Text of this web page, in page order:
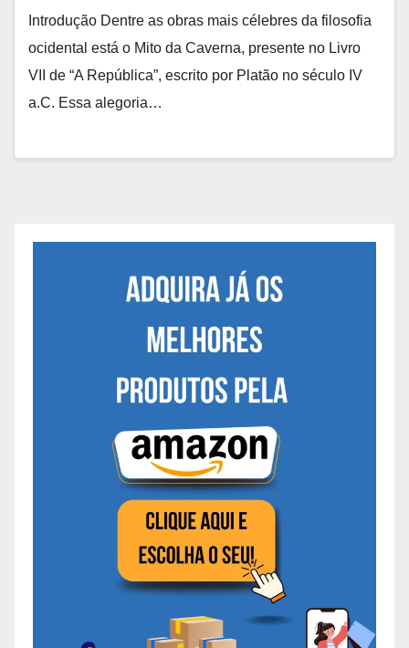
Introdução Dentre as obras mais célebres da filosofia
ocidental está o Mito da Caverna, presente no Livro
VII de “A República”, escrito por Platão no século IV
a.C. Essa alegoria…